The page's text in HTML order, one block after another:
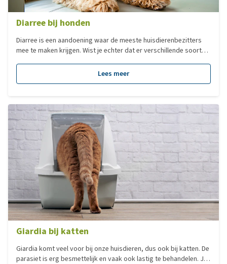
Diarree bij honden
Diarree is een aandoening waar de meeste huisdierenbezitters
mee te maken krijgen. Wist je echter dat er verschillende soorten
hebben? In dit blogartikel lees je alles over de verschillende
vormen, oorzaken en behandelingen van diarree bij je hond.
Lees meer
Giardia bij katten
Giardia komt veel voor bij onze huisdieren, dus ook bij katten. De
parasiet is erg besmettelijk en vaak ook lastig te behandelen. Je